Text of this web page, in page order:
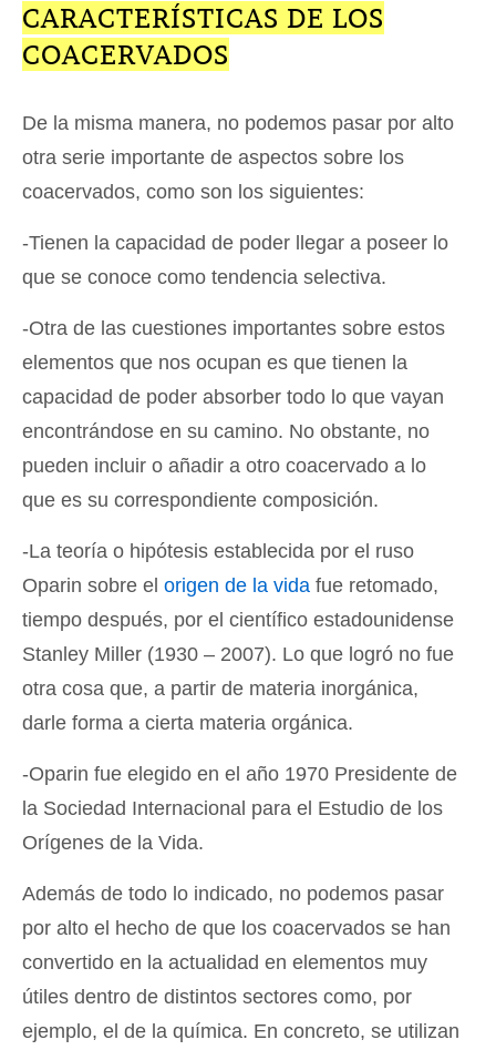
CARACTERÍSTICAS DE LOS
COACERVADOS
De la misma manera, no podemos pasar por alto
otra serie importante de aspectos sobre los
coacervados, como son los siguientes:
-Tienen la capacidad de poder llegar a poseer lo
que se conoce como tendencia selectiva.
-Otra de las cuestiones importantes sobre estos
elementos que nos ocupan es que tienen la
capacidad de poder absorber todo lo que vayan
encontrándose en su camino. No obstante, no
pueden incluir o añadir a otro coacervado a lo
que es su correspondiente composición.
-La teoría o hipótesis establecida por el ruso
Oparin sobre el origen de la vida fue retomado,
tiempo después, por el científico estadounidense
Stanley Miller (1930 – 2007). Lo que logró no fue
otra cosa que, a partir de materia inorgánica,
darle forma a cierta materia orgánica.
-Oparin fue elegido en el año 1970 Presidente de
la Sociedad Internacional para el Estudio de los
Orígenes de la Vida.
Además de todo lo indicado, no podemos pasar
por alto el hecho de que los coacervados se han
convertido en la actualidad en elementos muy
útiles dentro de distintos sectores como, por
ejemplo, el de la química. En concreto, se utilizan